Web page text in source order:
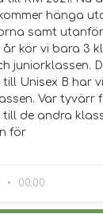
hänga
samt
år kör vi bara 3
juniorklassen.
Unisex B har
Var tyvärr
de andra
för
00:00